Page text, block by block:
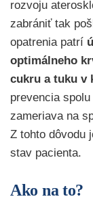
rozvoju
zabrániť tak
opatrenia patrí
optimálneho
cukru a tuku v
prevencia
zameriava na
Z tohto dôvodu
stav pacienta.
Ako na to?